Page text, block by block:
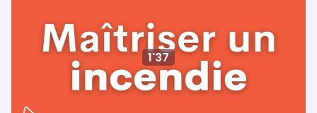
1'37